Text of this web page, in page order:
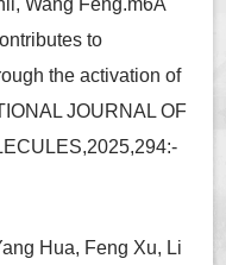
to
the activation of
JOURNAL OF
Hua, Feng Xu, Li